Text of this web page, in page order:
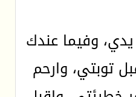
وفيما عندك
توبتي، وارحم